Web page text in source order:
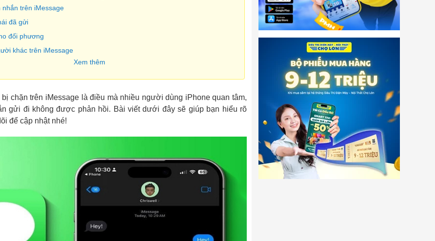
nhắn trên iMessage
đã gửi
đối phương
khác trên iMessage
Xem thêm
chặn trên iMessage là điều mà nhiều người dùng iPhone quan tâm,
gửi đi không được phản hồi. Bài viết dưới đây sẽ giúp bạn hiểu rõ
để cập nhật nhé!